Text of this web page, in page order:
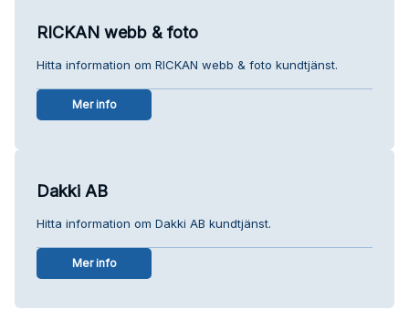
RICKAN webb & foto
Hitta information om RICKAN webb & foto kundtjänst.
Mer info
Dakki AB
Hitta information om Dakki AB kundtjänst.
Mer info